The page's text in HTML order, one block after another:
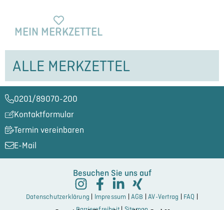
MEIN MERKZET­TEL
ALLE MERKZET­TEL
0201/89070-200​
Kontaktformular
Termin vereinbaren
E-Mail
Besuchen Sie uns auf
Datenschutzerklärung | Impressum |AGB |AV-Vertrag | FAQ |